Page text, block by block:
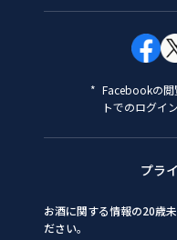
Facebookの閲
トでのログイ
プラ
お酒に関する情報の20歳
ださい。